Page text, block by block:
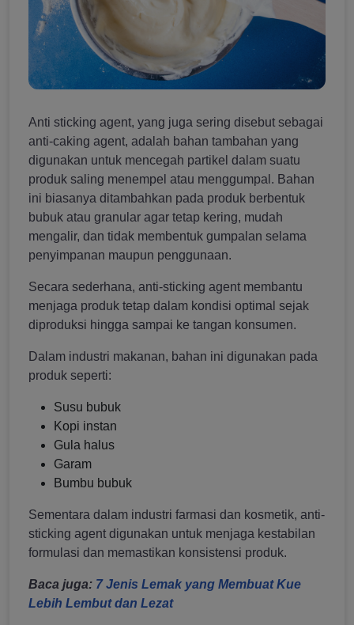
Anti sticking agent, yang juga sering disebut sebagai
anti-caking agent, adalah bahan tambahan yang
digunakan untuk mencegah partikel dalam suatu
produk saling menempel atau menggumpal. Bahan
ini biasanya ditambahkan pada produk berbentuk
bubuk atau granular agar tetap kering, mudah
mengalir, dan tidak membentuk gumpalan selama
penyimpanan maupun penggunaan.
Secara sederhana, anti-sticking agent membantu
menjaga produk tetap dalam kondisi optimal sejak
diproduksi hingga sampai ke tangan konsumen.
Dalam industri makanan, bahan ini digunakan pada
produk seperti:
Susu bubuk
Kopi instan
Gula halus
Garam
Bumbu bubuk
Sementara dalam industri farmasi dan kosmetik, anti-
sticking agent digunakan untuk menjaga kestabilan
formulasi dan memastikan konsistensi produk.
Baca juga: 7 Jenis Lemak yang Membuat Kue
Lebih Lembut dan Lezat